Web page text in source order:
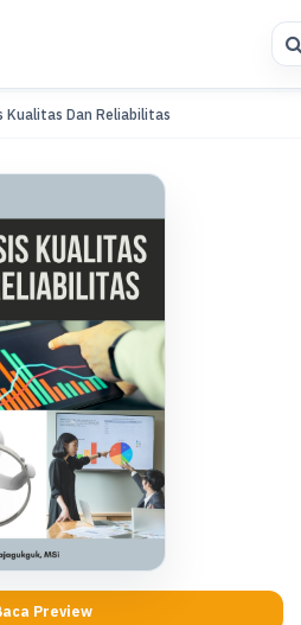
Kualitas Dan Reliabilitas
Preview